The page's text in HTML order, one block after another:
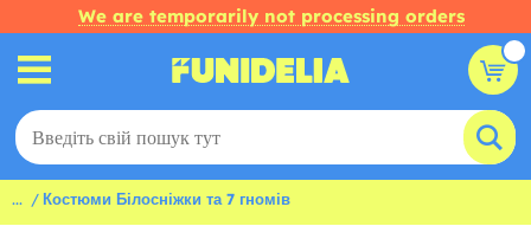
We are temporarily not processing orders
... Костюми Білосніжки та 7 гномів